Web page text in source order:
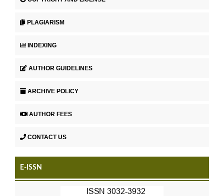
PLAGIARISM
INDEXING
AUTHOR GUIDELINES
ARCHIVE POLICY
AUTHOR FEES
CONTACT US
E-ISSN